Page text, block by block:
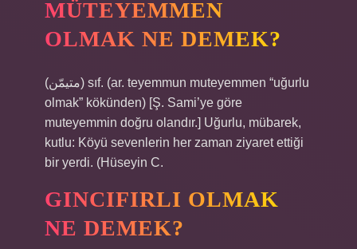
MÜTEYEMMEN
OLMAK NE DEMEK?
(ﻣﺘﻴﻤّﻦ) sıf. (ar. teyemmun muteyemmen “uğurlu
olmak” kökünden) [Ş. Sami’ye göre
muteyemmin doğru olandır.] Uğurlu, mübarek,
kutlu: Köyü sevenlerin her zaman ziyaret ettiği
bir yerdi. (Hüseyin C.
GINCIFIRLI OLMAK
NE DEMEK?